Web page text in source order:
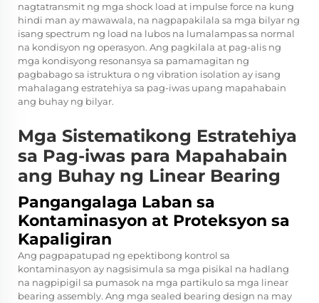
nagtatransmit ng mga shock load at impulse force na kung
hindi man ay mawawala, na nagpapakilala sa mga bilyar ng
isang spectrum ng load na lubos na lumalampas sa normal
na kondisyon ng operasyon. Ang pagkilala at pag-alis ng
mga kondisyong resonansya sa pamamagitan ng
pagbabago sa istruktura o ng vibration isolation ay isang
mahalagang estratehiya sa pag-iwas upang mapahabain
ang buhay ng bilyar.
Mga Sistematikong Estratehiya
sa Pag-iwas para Mapahabain
ang Buhay ng Linear Bearing
Pangangalaga Laban sa
Kontaminasyon at Proteksyon sa
Kapaligiran
Ang pagpapatupad ng epektibong kontrol sa
kontaminasyon ay nagsisimula sa mga pisikal na hadlang
na nagpipigil sa pumasok na mga partikulo sa mga linear
bearing assembly. Ang mga sealed bearing design na may